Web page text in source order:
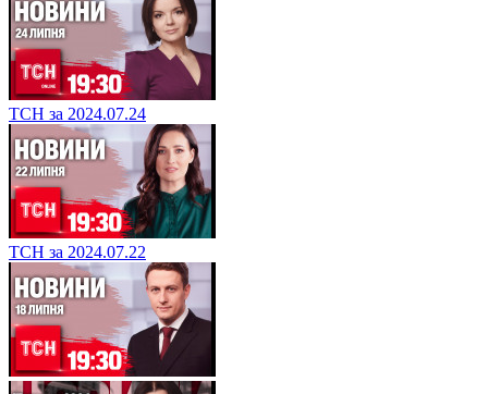
ТСН за 2024.07.24
ТСН за 2024.07.22